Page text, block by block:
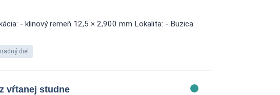
- klinový remeň 12,5 × 2,900 mm Lokalita: - Buzica
diel
vŕtanej studne